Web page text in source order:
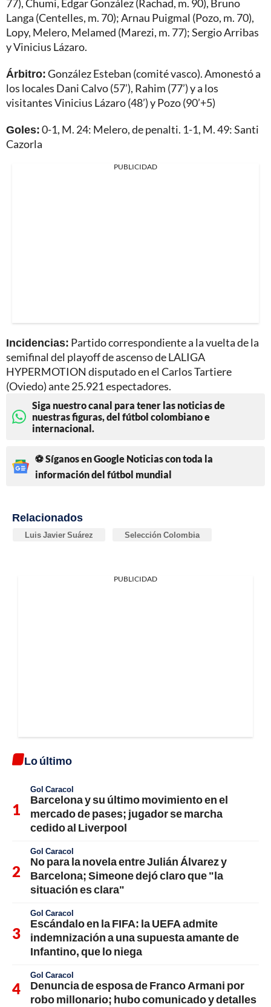
77), Chumi, Edgar González (Rachad, m. 90), Bruno
Langa (Centelles, m. 70); Arnau Puigmal (Pozo, m. 70),
Lopy, Melero, Melamed (Marezi, m. 77); Sergio Arribas
y Vinicius Lázaro.
Árbitro:González Esteban (comité vasco). Amonestó a
los locales Dani Calvo (57’), Rahim (77’) y a los
visitantes Vinicius Lázaro (48’) y Pozo (90’+5)
Goles:0-1, M. 24: Melero, de penalti. 1-1, M. 49: Santi
Cazorla
PUBLICIDAD
Incidencias: Partido correspondiente a la vuelta de la
semifinal del playoff de ascenso de LALIGA
HYPERMOTION disputado en el Carlos Tartiere
(Oviedo) ante 25.921 espectadores.
Siga nuestro canal para tener las noticias de
nuestras figuras, del fútbol colombiano e
internacional.
⚽ Síganos en Google Noticias con toda la
información del fútbol mundial
Relacionados
Luis Javier Suárez Selección Colombia
PUBLICIDAD
Lo último
Gol Caracol
Barcelona y su último movimiento en el
mercado de pases; jugador se marcha
cedido al Liverpool
Gol Caracol
No para la novela entre Julián Álvarez y
Barcelona; Simeone dejó claro que "la
situación es clara"
Gol Caracol
Escándalo en la FIFA: la UEFA admite
indemnización a una supuesta amante de
Infantino, que lo niega
Gol Caracol
Denuncia de esposa de Franco Armani por
robo millonario; hubo comunicado y detalles